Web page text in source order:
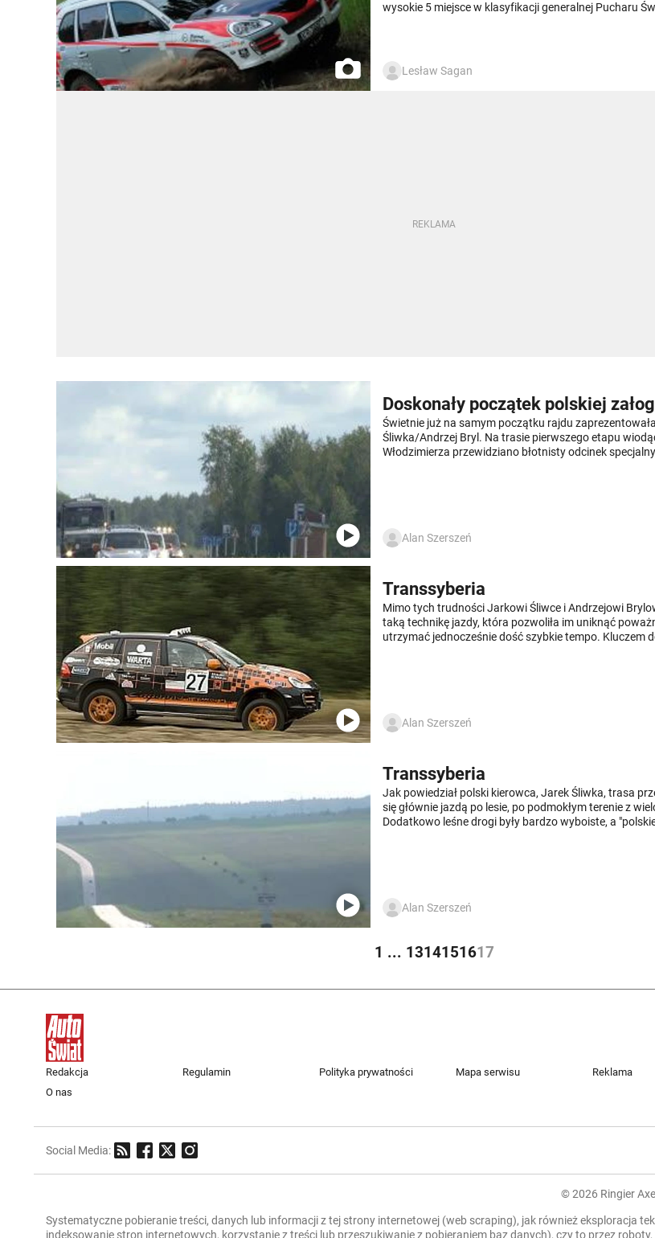
wysokie 5 miejsce w klasyfikacji generalnej Pucharu
Lesław Sagan
Doskonały początek polskiej
Świetnie już na samym początku rajdu
Śliwka/Andrzej Bryl. Na trasie pierwszego etapu
Włodzimierza przewidziano błotnisty odcinek
Alan Szerszeń
Transsyberia
Mimo tych trudności Jarkowi Śliwce i Andrzejowi
taką technikę jazdy, która pozwoliła im uniknąć
utrzymać jednocześnie dość szybkie tempo. Kluczem
Alan Szerszeń
Transsyberia
Jak powiedział polski kierowca, Jarek Śliwka, trasa
się głównie jazdą po lesie, po podmokłym terenie z
Dodatkowo leśne drogi były bardzo wyboiste, a
Alan Szerszeń
1 ... 1314151617
Redakcja Regulamin Polityka prywatności Mapa serwisu
Reklama
O nas
Social Media:
© 2026 Ringier
Systematyczne pobieranie treści, danych lub informacji z tej strony internetowej (web scraping), jak również eksploracja
indeksowanie stron internetowych, korzystanie z treści lub przeszukiwanie z pobieraniem baz danych), czy to przez